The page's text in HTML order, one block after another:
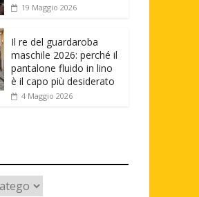
19 Maggio 2026
Il re del guardaroba
maschile 2026: perché il
pantalone fluido in lino
è il capo più desiderato
4 Maggio 2026